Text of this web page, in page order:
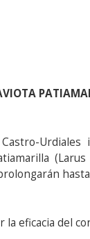
la eficacia del